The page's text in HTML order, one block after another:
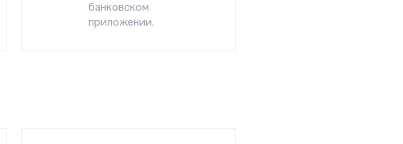
банковском
приложении.